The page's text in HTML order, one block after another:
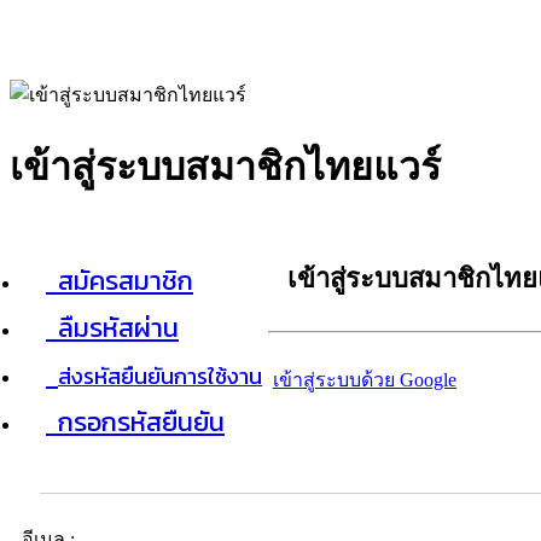
เข้าสู่ระบบสมาชิกไทยแวร์
สมัครสมาชิก
ลืมรหัสผ่าน
ส่งรหัสยืนยันการใช้งาน
กรอกรหัสยืนยัน
เข้าสู่ระบบสมาชิกไท
เข้าสู่ระบบด้วย Google